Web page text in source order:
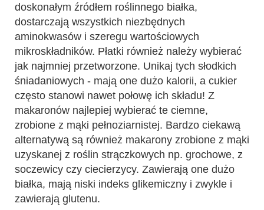
doskonałym źródłem roślinnego białka,
dostarczają wszystkich niezbędnych
aminokwasów i szeregu wartościowych
mikroskładników. Płatki również należy wybierać
jak najmniej przetworzone. Unikaj tych słodkich
śniadaniowych - mają one dużo kalorii, a cukier
często stanowi nawet połowę ich składu! Z
makaronów najlepiej wybierać te ciemne,
zrobione z mąki pełnoziarnistej. Bardzo ciekawą
alternatywą są również makarony zrobione z mąki
uzyskanej z roślin strączkowych np. grochowe, z
soczewicy czy ciecierzycy. Zawierają one dużo
białka, mają niski indeks glikemiczny i zwykle i
zawierają glutenu.